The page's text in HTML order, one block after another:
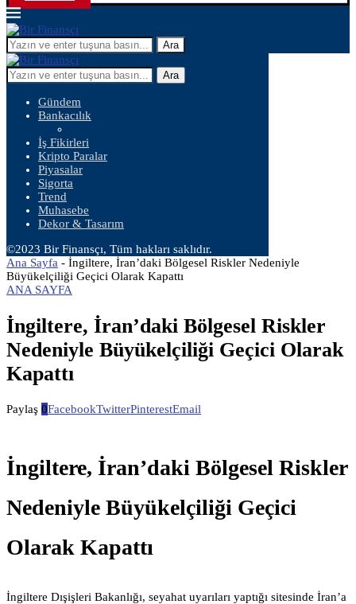
Ara
Ara
Gündem
Bankacılık
İş Fikirleri
Kripto Paralar
Piyasalar
Sigorta
Trend
Muhasebe
Dekor & Tasarım
©2023 Bir Finansçı, Tüm hakları saklıdır.
Ana Sayfa - İngiltere, İran’daki Bölgesel Riskler Nedeniyle
Büyükelçiliği Geçici Olarak Kapattı
ANA SAYFA
İngiltere, İran’daki Bölgesel Riskler
Nedeniyle Büyükelçiliği Geçici Olarak
Kapattı
Paylaş 0FacebookTwitterPinterestEmail
İngiltere, İran’daki Bölgesel Riskler
Nedeniyle Büyükelçiliği Geçici
Olarak Kapattı
İngiltere Dışişleri Bakanlığı, seyahat uyarıları yaptığı sitesinde İran’a